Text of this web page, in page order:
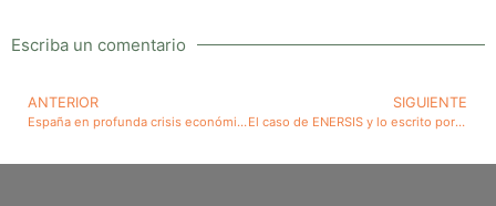
Escriba un comentario
ANTERIOR
España en profunda crisis económica social. Uno de cada cuatro ciudadanos de su fuerza de trabajo está desempleado. ¿No habrá graves errores en el tratamiento de tan seria enfermedad? Algunas sugerencias
SIGUIENTE
El caso de ENERSIS y lo escrito por Carlos Peña